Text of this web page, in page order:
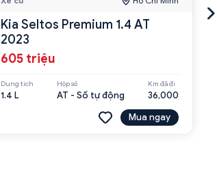
Kia Seltos Premium 1.4 AT
2023
605 triệu
Dung tích
1.4 L
Hộp số
AT - Số tự động
Km đã đi
36,000
Mua ngay